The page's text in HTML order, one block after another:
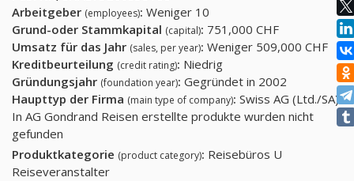
Arbeitgeber (employees): Weniger 10
Grund-oder Stammkapital (capital): 751,000 CHF
Umsatz für das Jahr (sales, per year): Weniger 509,000 CHF
Kreditbeurteilung (credit rating): Niedrig
Gründungsjahr (foundation year): Gegründet in 2002
Haupttyp der Firma (main type of company): Swiss AG (Ltd./SA)
In AG Gondrand Reisen erstellte produkte wurden nicht
gefunden
Produktkategorie (product category): Reisebüros U
Reiseveranstalter